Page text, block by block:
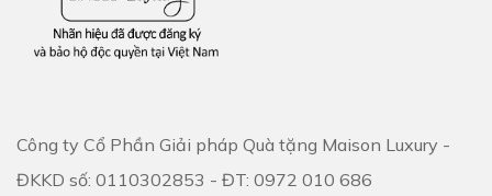
Công ty Cổ Phần Giải pháp Quà tặng Maison Luxury -
ĐKKD số: 0110302853 - ĐT: 0972 010 686